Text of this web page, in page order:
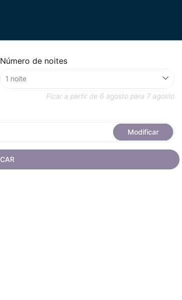
Número de noites
Ficar a partir de 6 agosto para 7 agosto
Modificar